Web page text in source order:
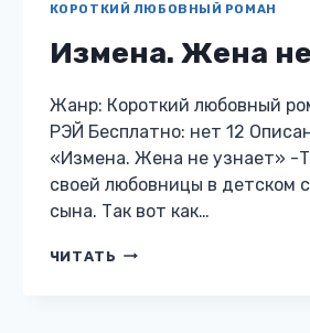
КОРОТКИЙ ЛЮБОВНЫЙ РОМАН
Измена. Жена
Жанр: Короткий любовный
РЭЙ Бесплатно: нет 12
«Измена. Жена не узнает» -
своей любовницы в детском
сына. Так вот как…
ЧИТАТЬ ИЗМЕНА.